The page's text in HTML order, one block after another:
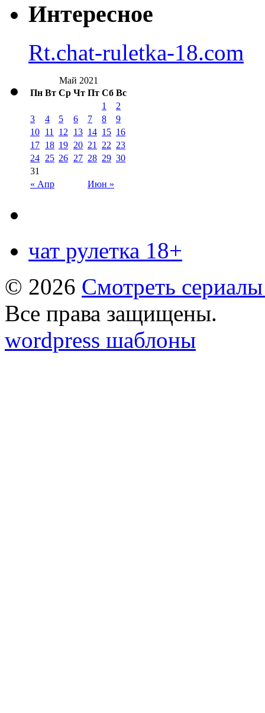
Интересное
Rt.chat-ruletka-18.com
Май 2021
Пн Вт Ср Чт Пт Сб Вс
« Апр Июн »
1
2
3
4 5 6 7 8
9
10 11 12 13 14 15 16
17 18 19 20 21 22 23
24 25 26 27 28 29 30
31
чат рулетка 18+
© 2026 Смотреть
Все права защищены.
wordpress шаблоны